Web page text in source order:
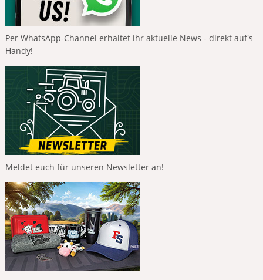
Per WhatsApp-Channel erhaltet ihr aktuelle News - direkt auf's
Handy!
Meldet euch für unseren Newsletter an!